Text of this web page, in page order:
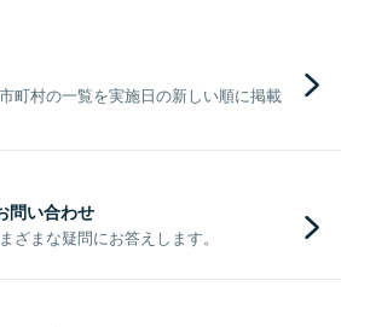
町村の一覧を実施日の新しい順に掲載
問い合わせ
ざまな疑問にお答えします。